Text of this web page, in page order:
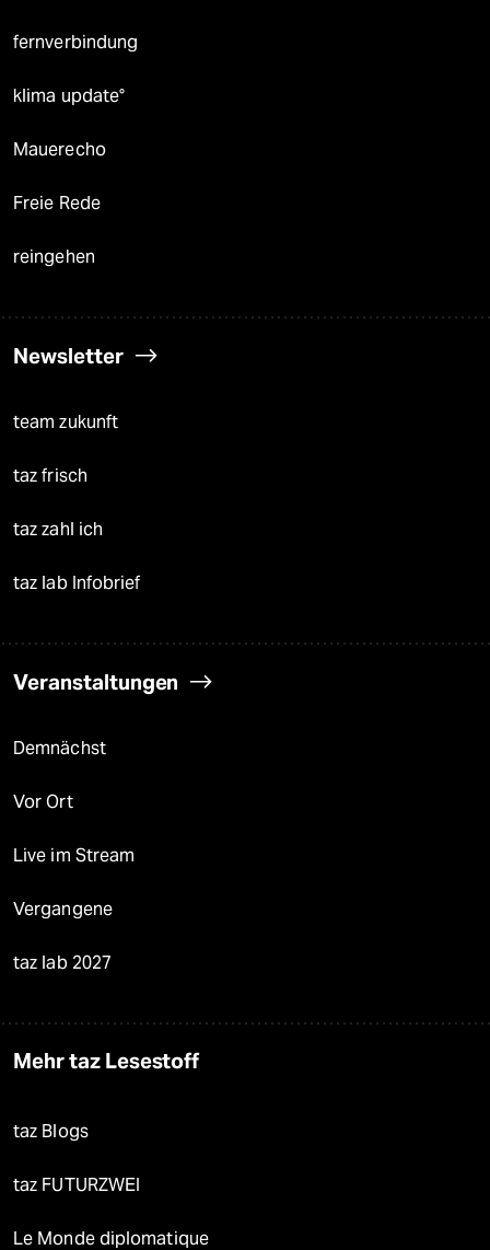
fernverbindung
klima update°
Mauerecho
Freie Rede
reingehen
Newsletter
team zukunft
taz frisch
taz zahl ich
taz lab Infobrief
Veranstaltungen
Demnächst
Vor Ort
Live im Stream
Vergangene
taz lab 2027
Mehr taz Lesestoff
taz Blogs
taz FUTURZWEI
Le Monde diplomatique